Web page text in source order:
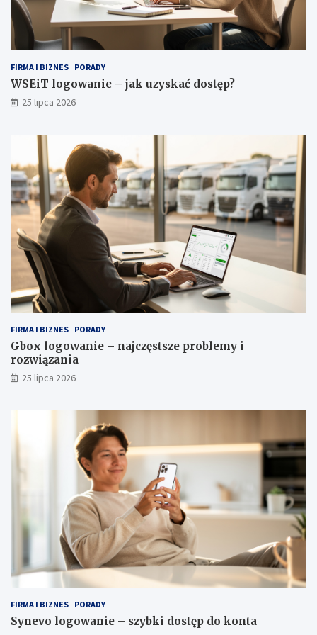
d
r
o
b
y
FIRMA I BIZNES PORADY
WSEiT logowanie – jak uzyskać dostęp?
25 lipca 2026
FIRMA I BIZNES PORADY
Gbox logowanie – najczęstsze problemy i
rozwiązania
25 lipca 2026
FIRMA I BIZNES PORADY
Synevo logowanie – szybki dostęp do konta